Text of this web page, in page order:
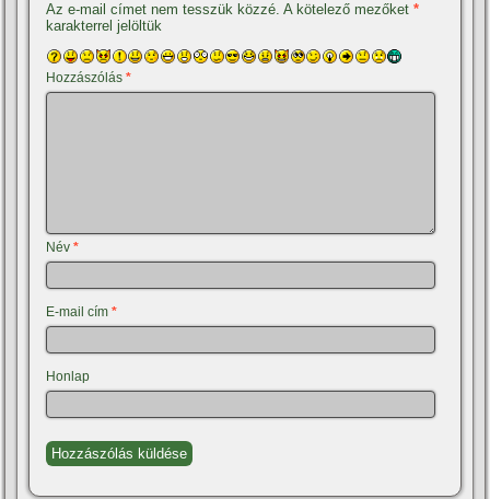
Az e-mail címet nem tesszük közzé. A kötelező mezőket*
karakterrel jelöltük
Hozzászólás*
Név*
E-mail cím*
Honlap